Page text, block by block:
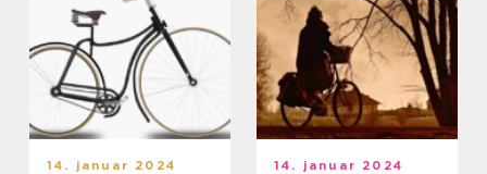
14. januar 2024 14. januar 2024